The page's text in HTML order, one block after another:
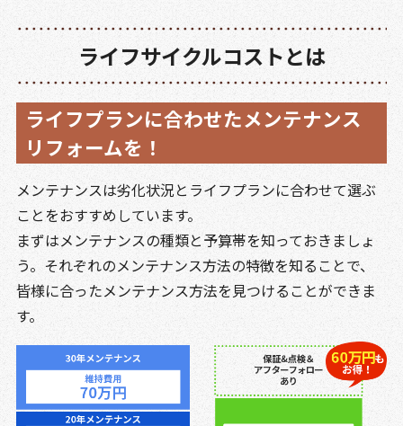
ライフサイクルコストとは
ライフプランに合わせたメンテナンス
リフォームを！
メンテナンスは劣化状況とライフプランに合わせて選ぶ
ことをおすすめしています。
まずはメンテナンスの種類と予算帯を知っておきましょ
う。それぞれのメンテナンス方法の特徴を知ることで、
皆様に合ったメンテナンス方法を見つけることができま
す。